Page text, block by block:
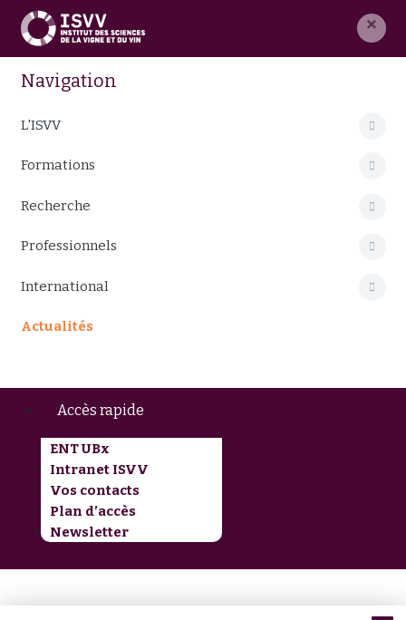
×
Navigation
L'ISVV
Formations
Recherche
Professionnels
International
Actualités
Accès rapide
ENT UBx
Intranet ISVV
Vos contacts
Plan d’accès
Newsletter